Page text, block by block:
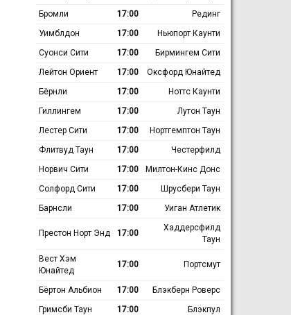
Бромли
17:00
Рединг
Уимблдон
17:00
Ньюпорт Каунти
Суонси Сити
17:00
Бирмингем Сити
Лейтон Ориент
17:00
Оксфорд Юнайтед
Бёрнли
17:00
Ноттс Каунти
Гиллингем
17:00
Лутон Таун
Лестер Сити
17:00
Нортгемптон Таун
Флитвуд Таун
17:00
Честерфилд
Норвич Сити
17:00
Милтон-Кинс Донс
Солфорд Сити
17:00
Шрусбери Таун
Барнсли
17:00 Уиган Атлетик
Престон Норт Энд 17:00
Хаддерсфилд
Таун
Вест Хэм
Юнайтед
17:00 Портсмут
Бёртон Альбион 17:00
Блэкберн Роверс
Гримсби Таун
17:00
Блэкпул